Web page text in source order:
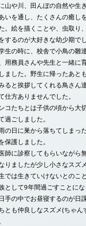
山や川、田んぼの自然や生
いを通し、たくさんの癒し
。絵を描くことや、虫取り
するのが大好きな幼少期でし
生の時に、校舎で小鳥の雛
用務員さんや先生と一緒に
ました。野生に帰ったあと
ると挨拶してくれる鳥さん
仕方ありませんでした。
コたちとは子供の頃から大
過ごしました。
の日に巣から落ちてしまっ
保護しました。
師に診察してもらいながら
りましたが少し小さなスズ
では生きていけないとのこ
として9年間過ごすことにな
手の中でお昼寝するのが日
とも仲良しなスズメ(ちゃん